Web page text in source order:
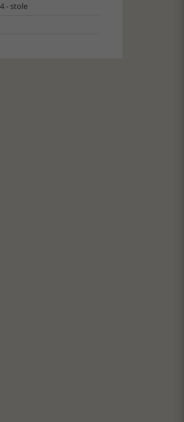
- stole